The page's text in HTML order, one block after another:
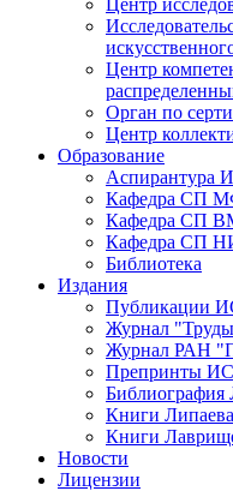
Центр
Центр
Орган по
Центр
Образование
Аспирантура
Кафедра СП
Кафедра СП
Кафедра СП
Библиотека
Издания
Публикации
Журнал
Журнал РАН
Препринты
Книги
Книги
Новости
Лицензии